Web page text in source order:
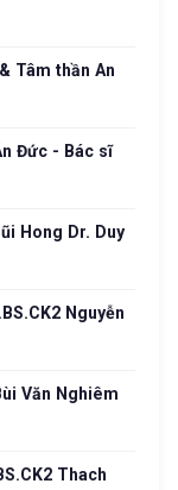
Tâm thần An
Đức - Bác sĩ
Hong Dr. Duy
Nguyễn
Văn Nghiêm
Thach